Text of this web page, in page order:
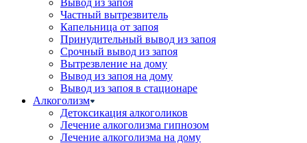
Вывод из запоя
Частный вытрезвитель
Капельница от запоя
Принудительный вывод из запоя
Срочный вывод из запоя
Вытрезвление на дому
Вывод из запоя на дому
Вывод из запоя в стационаре
Алкоголизм
Детоксикация алкоголиков
Лечение алкоголизма гипнозом
Лечение алкоголизма на дому